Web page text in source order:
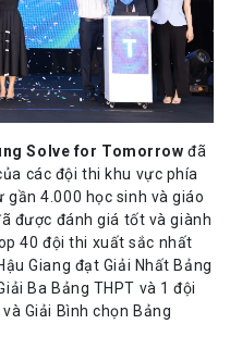
Solve for Tomorrow đã
các đội thi khu vực phía
4.000 học sinh và giáo
được đánh giá tốt và giành
40 đội thi xuất sắc nhất
Giang đạt Giải Nhất Bảng
Ba Bảng THPT và 1 đội
Giải Bình chọn Bảng